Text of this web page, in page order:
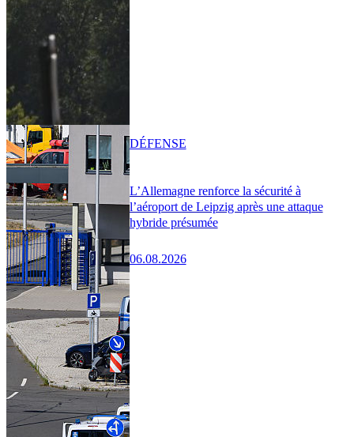
L’Allemagne renforce la sécurité à
l’aéroport de Leipzig après une attaque
hybride présumée
06.08.2026
DÉFENSE